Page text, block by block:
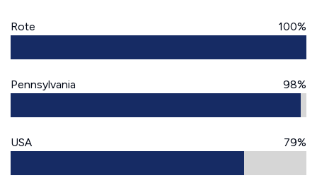
Rote 100%
Pennsylvania 98%
USA 79%